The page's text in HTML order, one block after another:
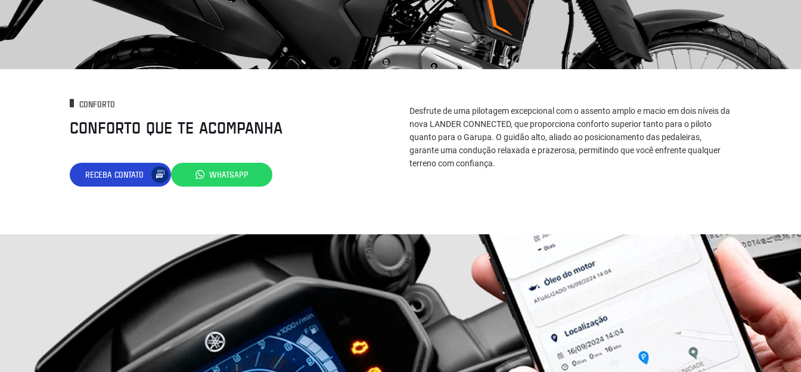
CONFORTO
CONFORTO QUE TE ACOMPANHA
RECEBA CONTATO WHATSAPP
Desfrute de uma pilotagem excepcional com o assento amplo e macio em dois níveis da
nova LANDER CONNECTED, que proporciona conforto superior tanto para o piloto
quanto para o Garupa. O guidão alto, aliado ao posicionamento das pedaleiras,
garante uma condução relaxada e prazerosa, permitindo que você enfrente qualquer
terreno com confiança.